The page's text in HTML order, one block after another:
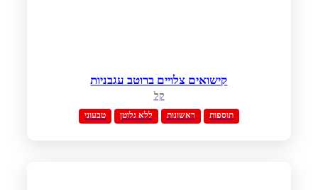
קישואים צלויים ברוטב עגבניות
קל
טבעוני ללא גלוטן ראשונות תוספות